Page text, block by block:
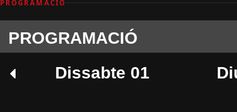
PROGRAMACIÓ
PROGRAMACIÓ
Dissabte 01